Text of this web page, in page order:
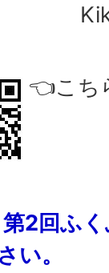
👈こち
第2回
い。